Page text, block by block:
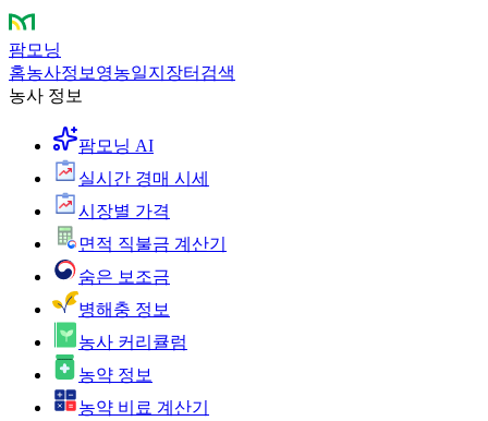
팜모닝
홈농사정보 영농일지 장터 검색
농사 정보
팜모닝 AI
실시간 경매 시세
시장별 가격
면적 직불금 계산기
숨은 보조금
병해충 정보
농사 커리큘럼
농약 정보
농약 비료 계산기